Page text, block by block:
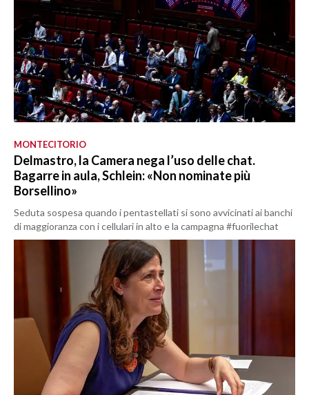
MONTECITORIO
Delmastro, la Camera nega l’uso delle chat.
Bagarre in aula, Schlein: «Non nominate più
Borsellino»
Seduta sospesa quando i pentastellati si sono avvicinati ai banchi
di maggioranza con i cellulari in alto e la campagna #fuorilechat